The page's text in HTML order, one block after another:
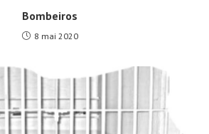
Bombeiros
8 mai 2020